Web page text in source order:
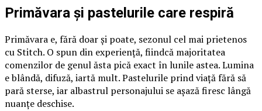
Primăvara și pastelurile care respiră
Primăvara e, fără doar și poate, sezonul cel mai prietenos
cu Stitch. O spun din experiență, fiindcă majoritatea
comenzilor de genul ăsta pică exact în lunile astea. Lumina
e blândă, difuză, iartă mult. Pastelurile prind viață fără să
pară sterse, iar albastrul personajului se așază firesc lângă
nuanțe deschise.